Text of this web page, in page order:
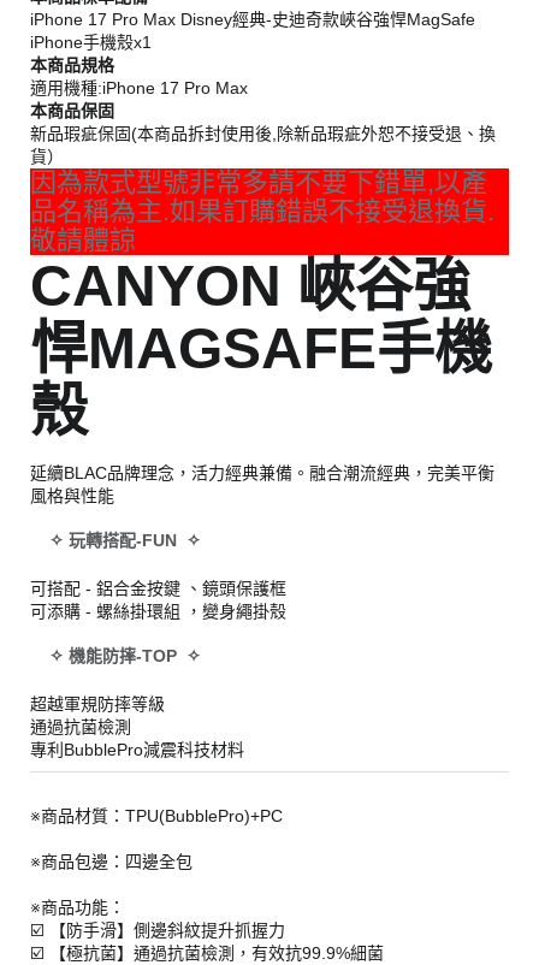
iPhone 17 Pro Max Disney經典-史迪奇款峽谷強悍MagSafe
iPhone手機殼x1
本商品規格
適用機種:iPhone 17 Pro Max
本商品保固
新品瑕疵保固(本商品拆封使用後,除新品瑕疵外恕不接受退、換
貨）
因為款式型號非常多請不要下錯單,以產
品名稱為主.如果訂購錯誤不接受退換貨.
敬請體諒
CANYON 峽谷強
悍MAGSAFE手機
殼
延續BLAC品牌理念，活力經典兼備。融合潮流經典，完美平衡
風格與性能
✧ 玩轉搭配-FUN ✧
可搭配 - 鋁合金按鍵 、鏡頭保護框
可添購 - 螺絲掛環組 ，變身繩掛殼
✧ 機能防摔-TOP ✧
超越軍規防摔等級
通過抗菌檢測
專利BubblePro減震科技材料
※商品材質：TPU(BubblePro)+PC
※商品包邊：四邊全包
※商品功能：
☑️ 【防手滑】側邊斜紋提升抓握力
☑️ 【極抗菌】通過抗菌檢測，有效抗99.9%細菌